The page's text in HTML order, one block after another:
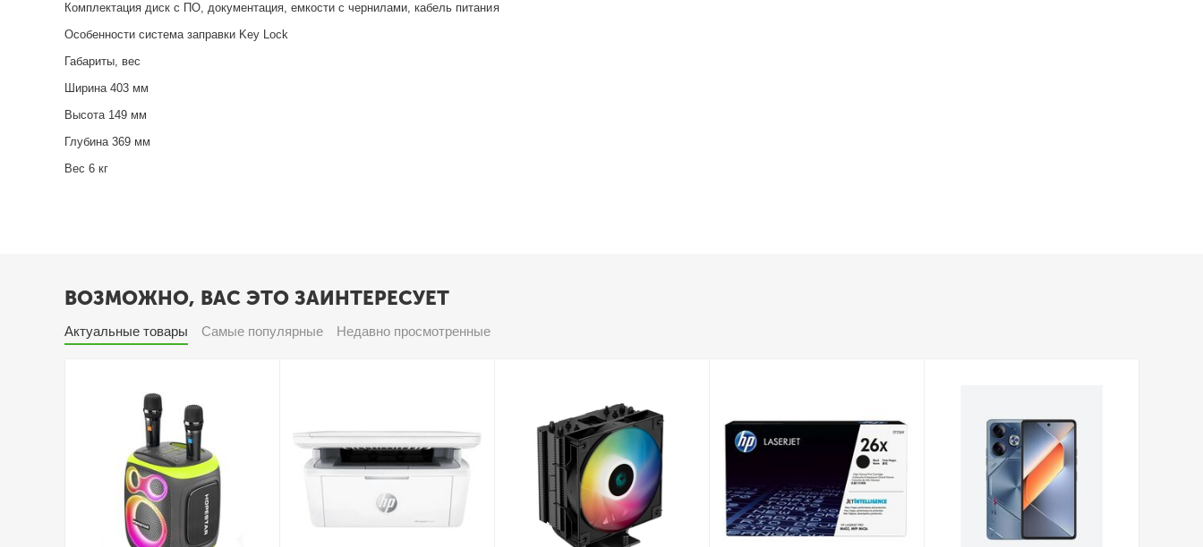
Комплектация диск с ПО, документация, емкости с чернилами, кабель питания
Особенности система заправки Key Lock
Габариты, вес
Ширина 403 мм
Высота 149 мм
Глубина 369 мм
Вес 6 кг
ВОЗМОЖНО, ВАС ЭТО ЗАИНТЕРЕСУЕТ
Актуальные товары Самые популярные Недавно просмотренные